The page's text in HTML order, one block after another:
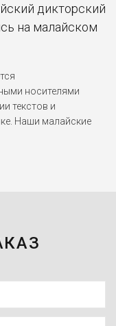
дикторский
на малайском
носителями
текстов и
Наши малайские